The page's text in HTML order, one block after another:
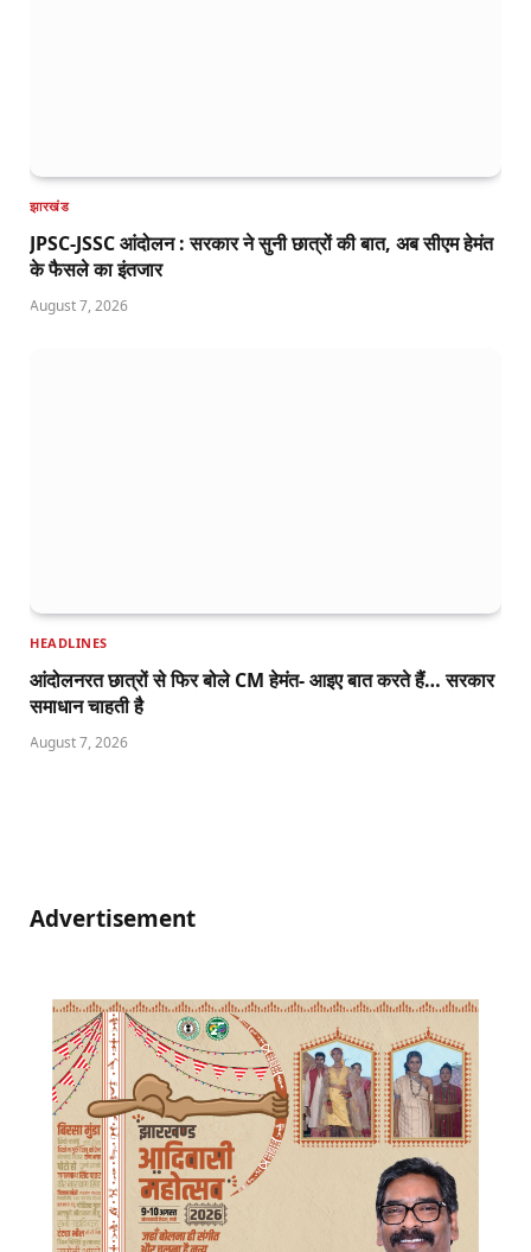
झारखंड
JPSC-JSSC आंदोलन : सरकार ने सुनी छात्रों की बात, अब सीएम हेमंत
के फैसले का इंतजार
August 7, 2026
HEADLINES
आंदोलनरत छात्रों से फिर बोले CM हेमंत- आइए बात करते हैं… सरकार
समाधान चाहती है
August 7, 2026
Advertisement